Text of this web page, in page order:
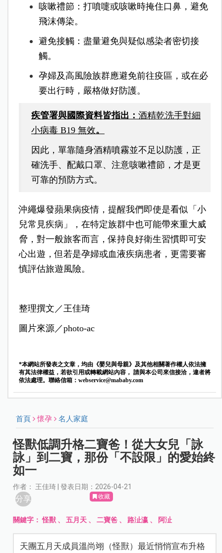
咳嗽禮節：打噴嚏或咳嗽時掩住口鼻，避免
飛沫傳染。
避免接觸：盡量避免與疑似感染者密切接
觸。
孕婦及高風險族群應避免前往疫區，或在必
要出行時，嚴格做好防護。
疾管署與國際資料皆指出： 酒精乾洗手對細
小病毒 B19 無效。
因此，單靠隨身酒精噴霧並不足以防護，正
確洗手、配戴口罩、注意咳嗽禮節，才是更
可靠的預防方式。
沖繩爆發蘋果病疫情，提醒我們即使是看似「小
兒常見疾病」，在特定族群中也可能帶來重大威
脅，對一般旅客而言，保持良好衛生習慣即可安
心出遊，但若是孕婦或血液疾病患者，更需要審
慎評估旅遊風險。
整理撰文／王佳琦
圖片來源／photo-ac
*本網站所發表之文章，均由《嬰兒與母親》及其他相關著作權人依法擁
有其法律權益，若欲引用或轉載網站內容， 請與本公司來信接洽，違者將
依法處理。聯絡信箱： webservice@mababy.com
首頁 懷孕 名人家庭
怪獸低調升格二寶爸！從大女兒「詠
詠」到二寶，那份「不設限」的愛始終
如一
作者： 王佳琦 | 發表日期：2026-04-21
分享 收藏
關鍵字：怪獸 、五月天 、二寶爸 、 路沚瀛 、 阿沚
天團五月天成員溫尚翊（怪獸）最近悄悄宣布升格